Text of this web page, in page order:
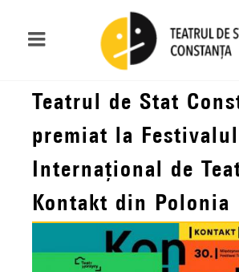
Teatrul de Stat
premiat la Festivalul
Internațional de
Kontakt din Polonia